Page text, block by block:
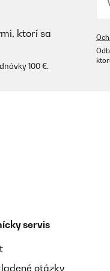
se escucha como que
e sabido saber que es.
ktorí sa
100 €.
servis
otázky